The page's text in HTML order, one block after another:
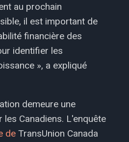
au prochain
il est important de
financière des
identifier les
», a expliqué
demeure une
Canadiens. L'enquête
de TransUnion Canada